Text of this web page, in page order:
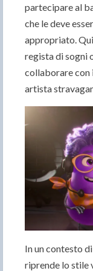
partecipare al
che le deve
appropriato.
regista di sogni
collaborare con
artista
In un contesto
riprende lo stile